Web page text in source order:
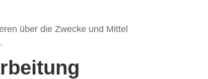
über die Zwecke und Mittel